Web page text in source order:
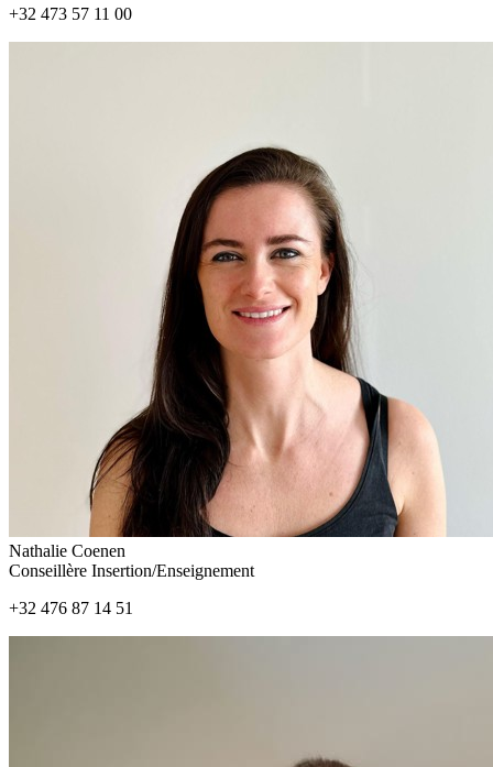
+32 473 57 11 00
Nathalie Coenen
Conseillère Insertion/Enseignement
+32 476 87 14 51